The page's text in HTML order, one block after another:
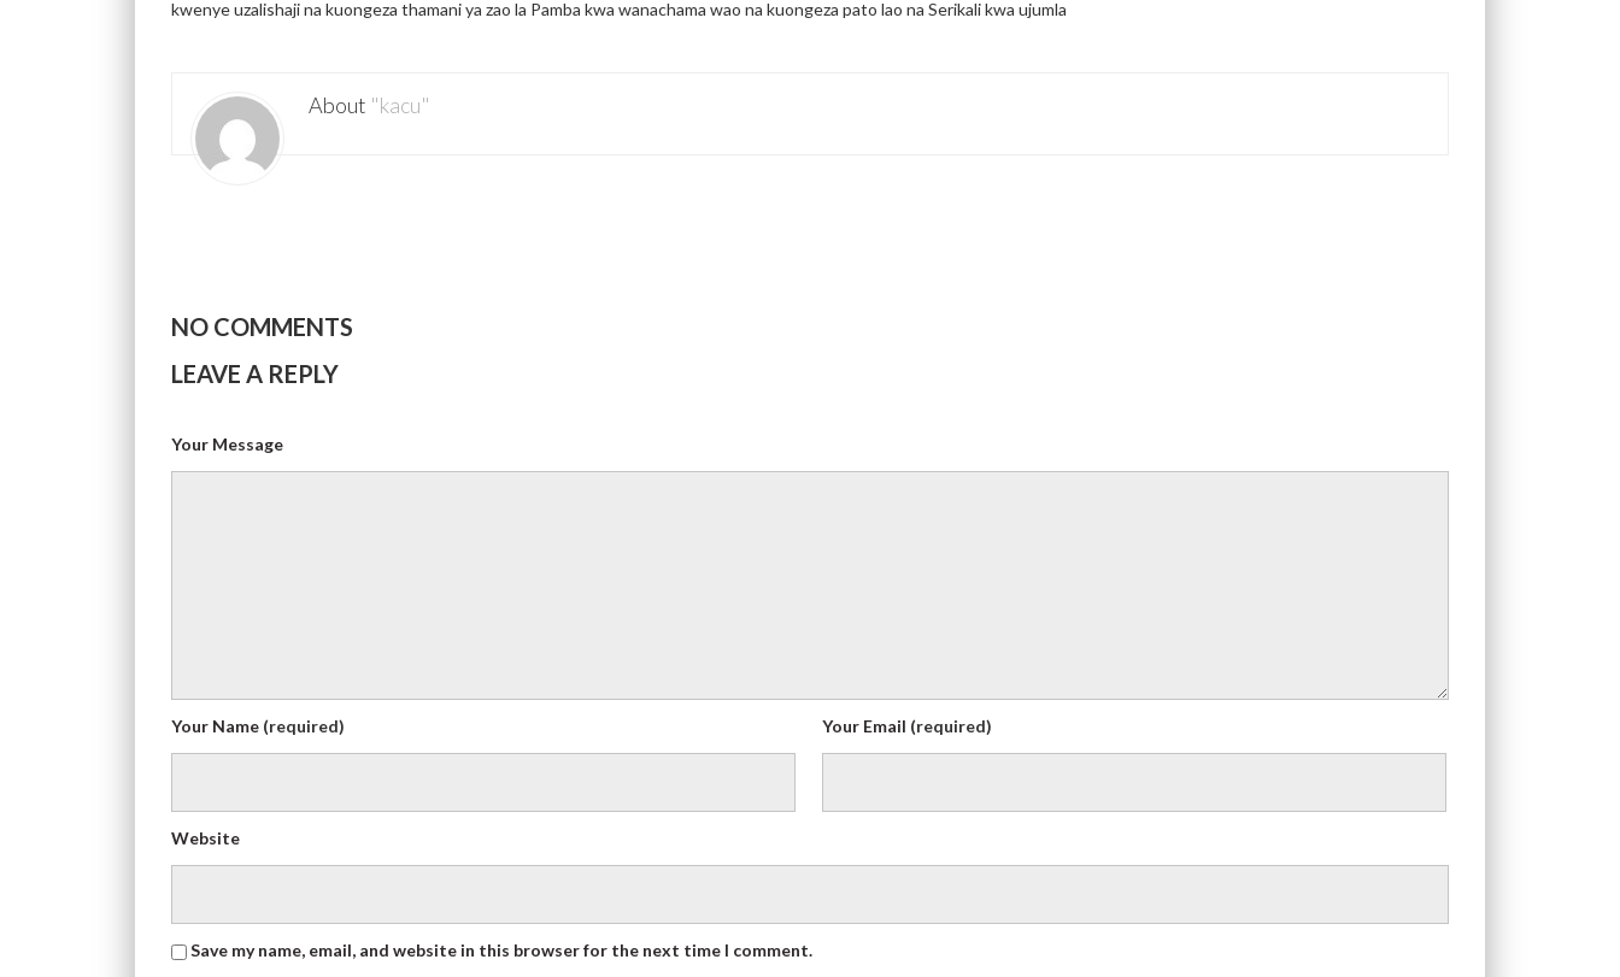
kwenye uzalishaji na kuongeza thamani ya zao la Pamba kwa wanachama wao na kuongeza pato lao na Serikali kwa ujumla
About "kacu"
NO COMMENTS
LEAVE A REPLY
Your Message
Your Name (required) Your Email (required)
Website
Save my name, email, and website in this browser for the next time I comment.